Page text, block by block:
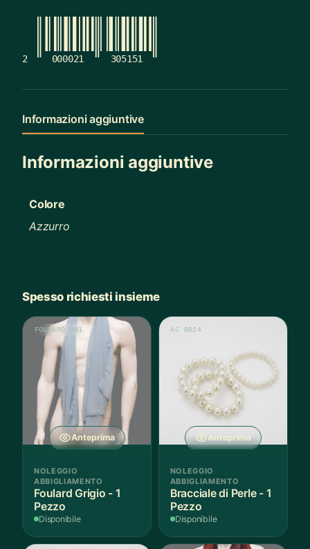
2 000021 305151
Informazioni aggiuntive
Informazioni aggiuntive
Colore
Azzurro
Spesso richiesti insieme
Anteprima
FOULARD 001
NOLEGGIO
ABBIGLIAMENTO
Foulard Grigio - 1
Pezzo
Disponibile
Anteprima
AC 0024
NOLEGGIO
ABBIGLIAMENTO
Bracciale di Perle - 1
Pezzo
Disponibile